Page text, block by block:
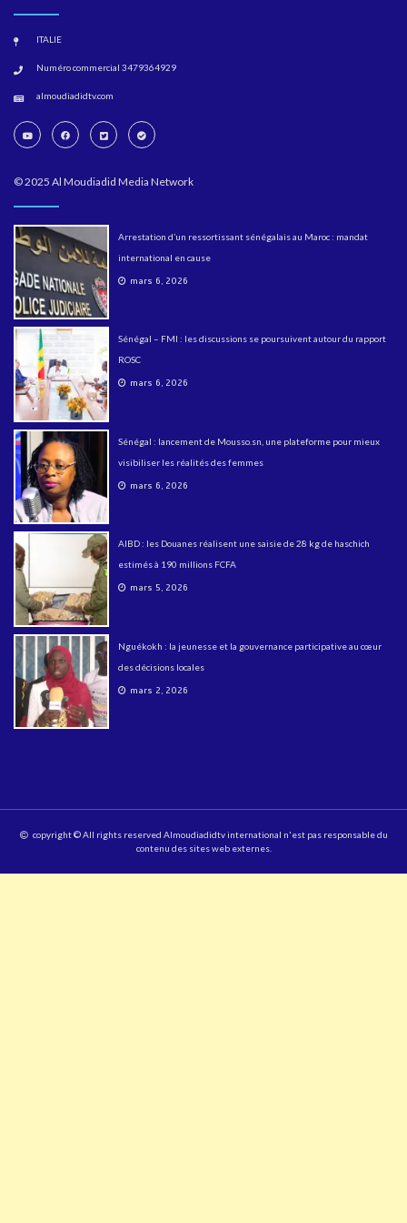
ITALIE
Numéro commercial 3479364929
almoudiadidtv.com
© 2025 Al Moudiadid Media Network
Arrestation d’un ressortissant sénégalais au Maroc : mandat
international en cause
mars 6, 2026
Sénégal – FMI : les discussions se poursuivent autour du rapport
ROSC
mars 6, 2026
Sénégal : lancement de Mousso.sn, une plateforme pour mieux
visibiliser les réalités des femmes
mars 6, 2026
AIBD : les Douanes réalisent une saisie de 28 kg de haschich
estimés à 190 millions FCFA
mars 5, 2026
Nguékokh : la jeunesse et la gouvernance participative au cœur
des décisions locales
mars 2, 2026
copyright © All rights reserved Almoudiadidtv international n'est pas responsable du
contenu des sites web externes.